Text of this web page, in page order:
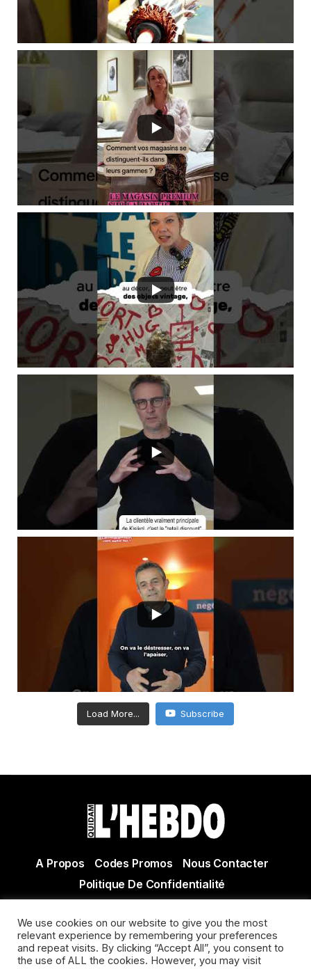
Load More... Subscribe
A Propos Codes Promos
Nous Contacter
Politique De Confidentialité
Actualité Agen - Actualité en lot et Garonne - Actualité
Villeneuve sur Lot
We use cookies on our website to give you the most
relevant experience by remembering your preferences
and repeat visits. By clicking “Accept All”, you consent to
the use of ALL the cookies. However, you may visit